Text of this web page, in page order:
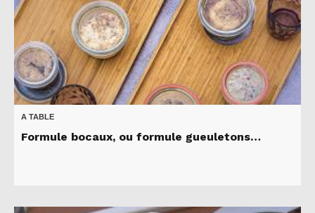
A TABLE
Formule bocaux, ou formule gueuletons…